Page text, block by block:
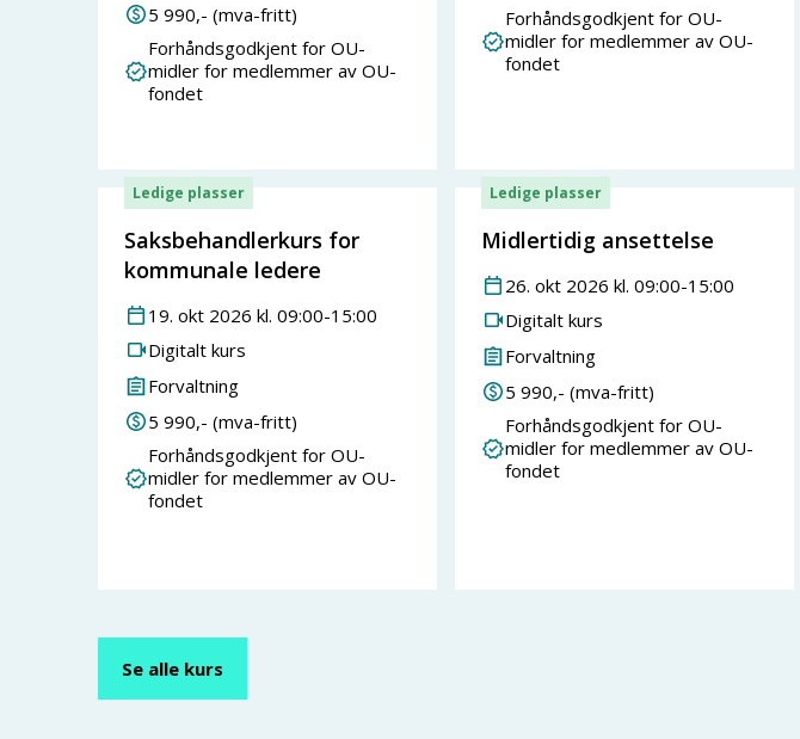
5 990,- (mva-fritt)
Forhåndsgodkjent for OU-
midler for medlemmer av OU-
fondet
Forhåndsgodkjent for OU-
midler for medlemmer av OU-
fondet
Ledige plasser
Saksbehandlerkurs for
kommunale ledere
19. okt 2026 kl. 09:00-15:00
Digitalt kurs
Forvaltning
5 990,- (mva-fritt)
Forhåndsgodkjent for OU-
midler for medlemmer av OU-
fondet
Ledige plasser
Midlertidig ansettelse
26. okt 2026 kl. 09:00-15:00
Digitalt kurs
Forvaltning
5 990,- (mva-fritt)
Forhåndsgodkjent for OU-
midler for medlemmer av OU-
fondet
Se alle kurs